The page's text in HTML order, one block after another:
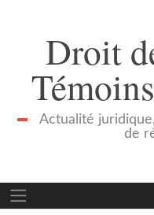
Droit
Actualité
de